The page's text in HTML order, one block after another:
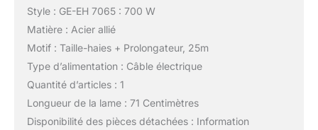
Style : GE-EH 7065 : 700 W
Matière : Acier allié
Motif : Taille-haies + Prolongateur, 25m
Type d’alimentation : Câble électrique
Quantité d’articles : 1
Longueur de la lame : 71 Centimètres
Disponibilité des pièces détachées : Information